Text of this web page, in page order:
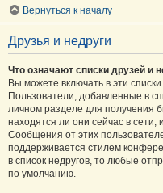
Вернуться к началу
Друзья и недруги
Что означают списки друзей и
Вы можете включать в эти
Пользователи, добавленные в
личном разделе для получения
находятся ли они сейчас в
Сообщения от этих
поддерживается стилем
в список недругов, то любые
по умолчанию.